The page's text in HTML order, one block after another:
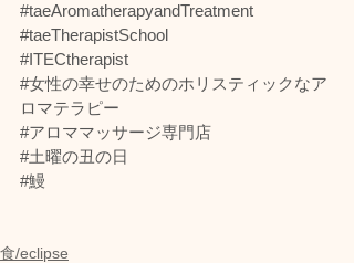
#taeAromatherapyandTreatment
#taeTherapistSchool
#ITECtherapist
#女性の幸せのためのホリスティックなア
ロマテラピー
#アロママッサージ専門店
#土曜の丑の日
#鰻
食/eclipse